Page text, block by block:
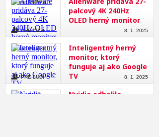
palcový 4K 240Hz
OLED herný monitor
Roman Mališka
8. 1. 2025
PRE ĽUDÍ
Inteligentný herný
monitor, ktorý
funguje aj ako Google
TV
Roman Mališka
8. 1. 2025
PRE ĽUDÍ
Nvidia odhalila
Roman Mališka